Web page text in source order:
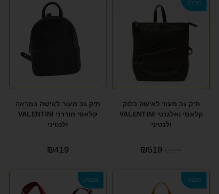
מבצע!
תיק גב מעור לאישה בלוק
קלאסי ואלגנטי VALENTINI
ולנטיני
₪599
₪519
תיק גב מעור לאישה במראה
קלאסי מודרני VALENTINI
ולנטיני
₪419
מבצע! מבצע!